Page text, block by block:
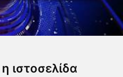
ιστοσελίδα
08 2026